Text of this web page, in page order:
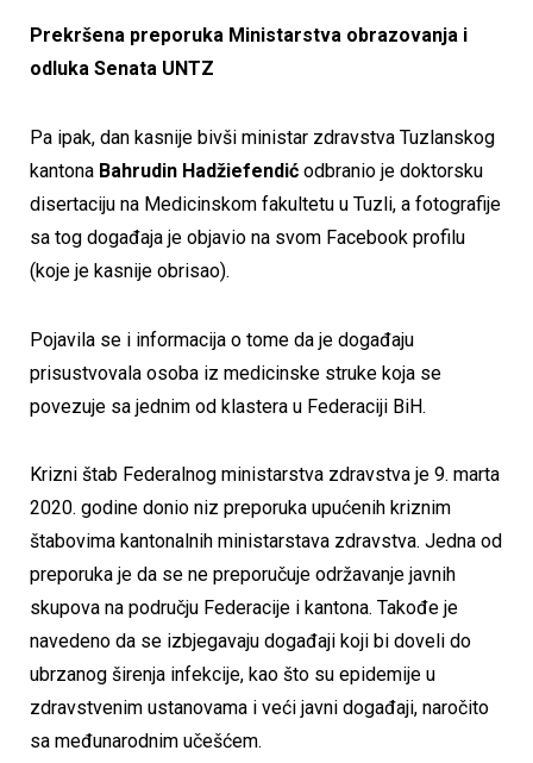
Prekršena preporuka Ministarstva obrazovanja i
odluka Senata UNTZ
Pa ipak, dan kasnije bivši ministar zdravstva Tuzlanskog
kantona Bahrudin Hadžiefendić odbranio je doktorsku
disertaciju na Medicinskom fakultetu u Tuzli, a fotografije
sa tog događaja je objavio na svom Facebook profilu
(koje je kasnije obrisao).
Pojavila se i informacija o tome da je događaju
prisustvovala osoba iz medicinske struke koja se
povezuje sa jednim od klastera u Federaciji BiH.
Krizni štab Federalnog ministarstva zdravstva je 9. marta
2020. godine donio niz preporuka upućenih kriznim
štabovima kantonalnih ministarstava zdravstva. Jedna od
preporuka je da se ne preporučuje održavanje javnih
skupova na području Federacije i kantona. Takođe je
navedeno da se izbjegavaju događaji koji bi doveli do
ubrzanog širenja infekcije, kao što su epidemije u
zdravstvenim ustanovama i veći javni događaji, naročito
sa međunarodnim učešćem.